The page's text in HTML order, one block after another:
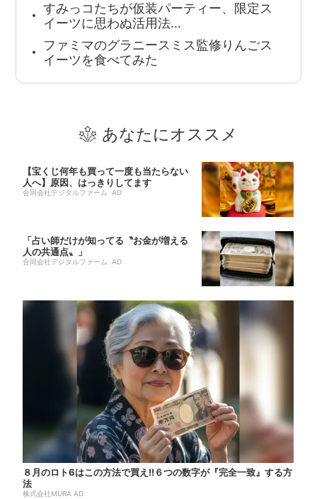
すみっコたちが仮装パーティー、限定ス
イーツに思わぬ活用法…
ファミマのグラニースミス監修りんごス
イーツを食べてみた
あなたにオススメ
【宝くじ何年も買って一度も当たらない
人へ】原因、はっきりしてます
合同会社デジタルファーム AD
「占い師だけが知ってる〝お金が増える
人の共通点〟」
合同会社デジタルファーム AD
８月のロト6はこの方法で買え!!６つの数字が『完全一致』する方
法
株式会社MURA AD